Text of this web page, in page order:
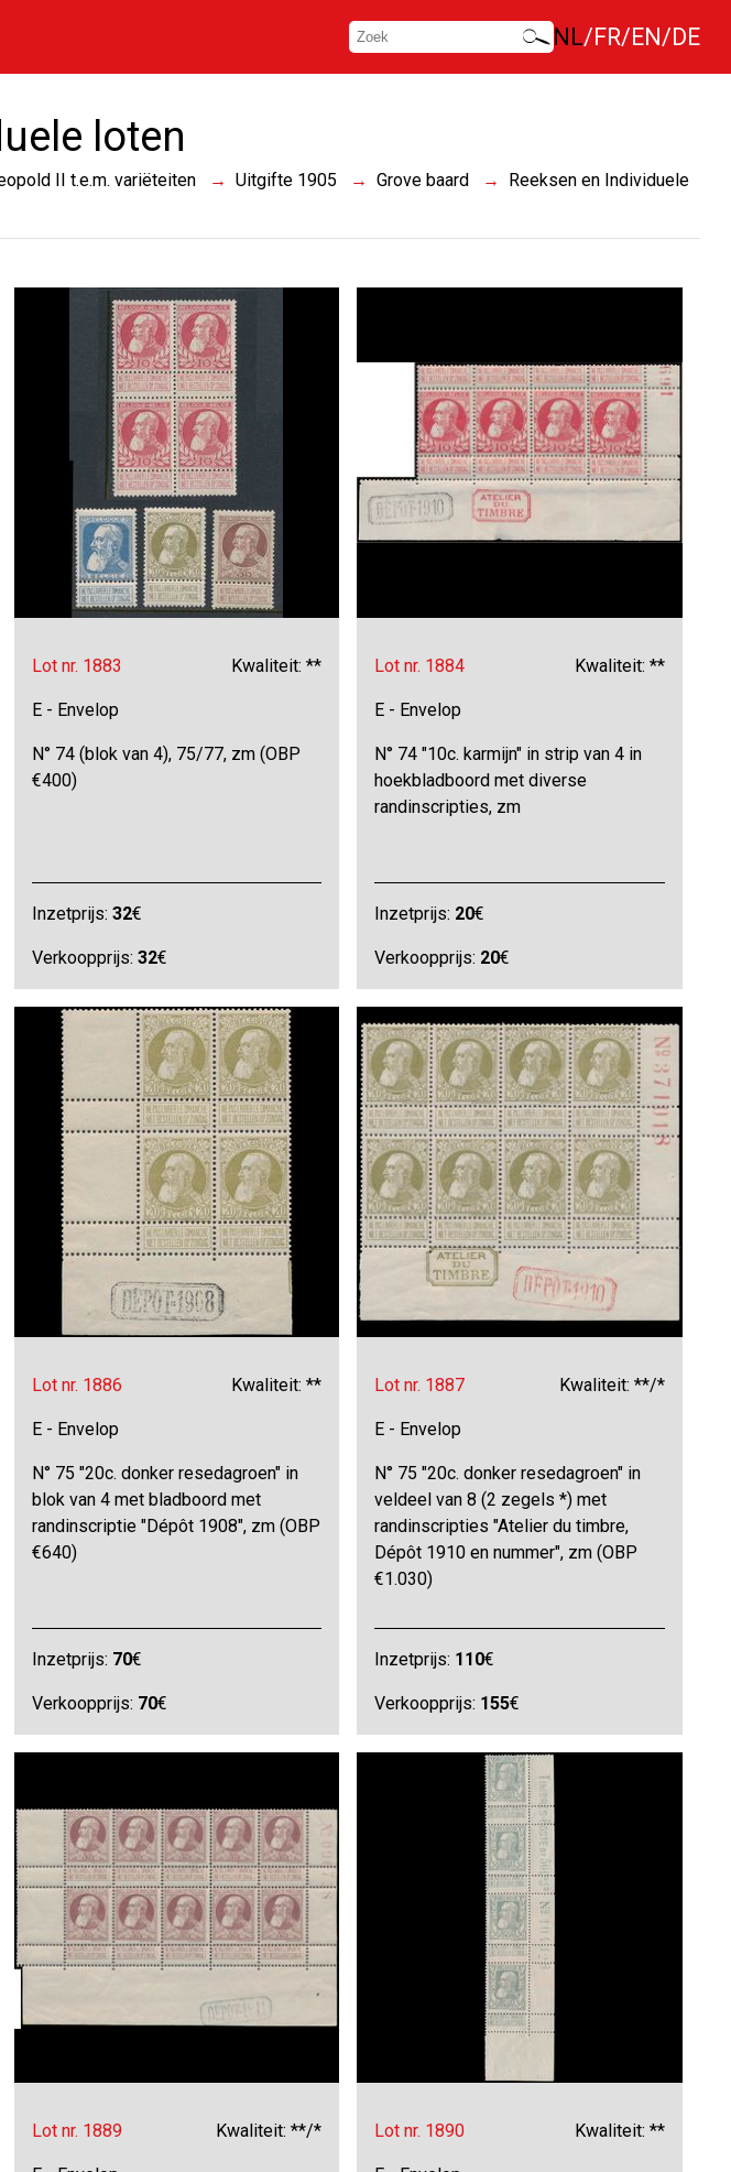
NL FR EN DE
loten
II t.e.m. variëteiten Uitgifte 1905 Grove baard
Reeksen en Individuele
Lot nr. 1883 Kwaliteit: **
E - Envelop
N° 74 (blok van 4), 75/77, zm (OBP
€400)
Inzetprijs: 32€
Verkoopprijs: 32€
Lot nr. 1884 Kwaliteit: **
E - Envelop
N° 74 "10c. karmijn" in strip van 4 in
hoekbladboord met diverse
randinscripties, zm
Inzetprijs: 20€
Verkoopprijs: 20€
Lot nr. 1886 Kwaliteit: **
E - Envelop
N° 75 "20c. donker resedagroen" in
blok van 4 met bladboord met
randinscriptie "Dépôt 1908", zm (OBP
€640)
Inzetprijs: 70€
Verkoopprijs: 70€
Lot nr. 1887 Kwaliteit: **/*
E - Envelop
N° 75 "20c. donker resedagroen" in
veldeel van 8 (2 zegels *) met
randinscripties "Atelier du timbre,
Dépôt 1910 en nummer", zm (OBP
€1.030)
Inzetprijs: 110€
Verkoopprijs: 155€
Lot nr. 1889 Kwaliteit: **/* Lot nr. 1890 Kwaliteit: **